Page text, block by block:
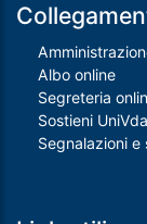
Albo online
Segreteria
Sostieni UniVda
Segnalazioni